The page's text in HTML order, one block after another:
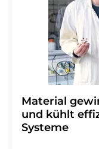
Abbestellung des
enthalten.
Material
und kühlt
Systeme